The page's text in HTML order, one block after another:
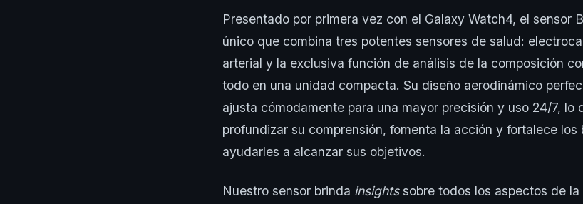
Presentado por primera vez con el Galaxy Watch4, el sensor
único que combina tres potentes sensores de salud:
arterial y la exclusiva función de análisis de la composición
todo en una unidad compacta. Su diseño aerodinámico
ajusta cómodamente para una mayor precisión y uso 24/7, lo
profundizar su comprensión, fomenta la acción y fortalece los
ayudarles a alcanzar sus objetivos.
Nuestro sensor brinda insightssobre todos los aspectos de